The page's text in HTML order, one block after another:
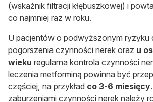
(wskaźnik filtracji kłębuszkowej) i
co najmniej raz w roku.
U pacjentów o podwyższonym ryzyku
pogorszenia czynności nerek oraz u
wieku regularna kontrola czynności
leczenia metforminą powinna być
częściej, na przykład co 3-6 miesięcy
zaburzeniami czynności nerek należy